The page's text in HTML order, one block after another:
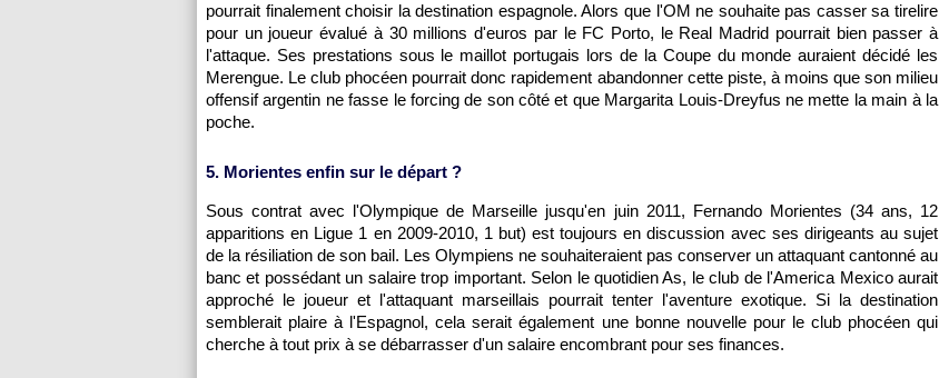
pourrait finalement choisir la destination espagnole. Alors que l'OM ne souhaite pas casser sa tirelire
pour un joueur évalué à 30 millions d'euros par le FC Porto, le Real Madrid pourrait bien passer à
l'attaque. Ses prestations sous le maillot portugais lors de la Coupe du monde auraient décidé les
Merengue. Le club phocéen pourrait donc rapidement abandonner cette piste, à moins que son milieu
offensif argentin ne fasse le forcing de son côté et que Margarita Louis-Dreyfus ne mette la main à la
poche.
5. Morientes enfin sur le départ ?
Sous contrat avec l'Olympique de Marseille jusqu'en juin 2011, Fernando Morientes (34 ans, 12
apparitions en Ligue 1 en 2009-2010, 1 but) est toujours en discussion avec ses dirigeants au sujet
de la résiliation de son bail. Les Olympiens ne souhaiteraient pas conserver un attaquant cantonné au
banc et possédant un salaire trop important. Selon le quotidien As, le club de l'America Mexico aurait
approché le joueur et l'attaquant marseillais pourrait tenter l'aventure exotique. Si la destination
semblerait plaire à l'Espagnol, cela serait également une bonne nouvelle pour le club phocéen qui
cherche à tout prix à se débarrasser d'un salaire encombrant pour ses finances.